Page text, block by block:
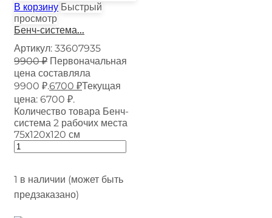
В корзину Быстрый
просмотр
Бенч-система...
Артикул: 33607935
9900₽ Первоначальная
цена составляла
9900 ₽.6700 ₽Текущая
цена: 6700 ₽.
Количество товара Бенч-
система 2 рабочих места
75х120х120 см
1 в наличии (может быть
предзаказано)